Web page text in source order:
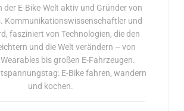
der E-Bike-Welt aktiv und Gründer von
Kommunikationswissenschaftler und
fasziniert von Technologien, die den
und die Welt verändern – von
bis großen E-Fahrzeugen.
E-Bike fahren, wandern
und kochen.